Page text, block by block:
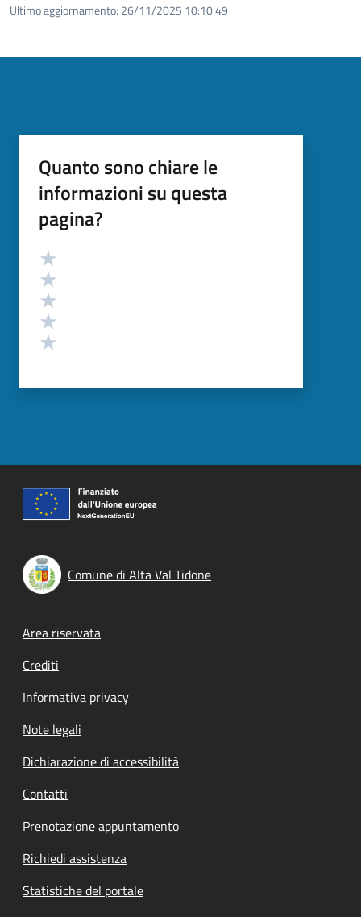
Ultimo aggiornamento: 26/11/2025 10:10.49
Quanto sono chiare le
informazioni su questa
pagina?
Valutazione
Comune di Alta Val Tidone
Footer menu
Area riservata
Crediti
Informativa privacy
Note legali
Dichiarazione di accessibilità
Contatti
Prenotazione appuntamento
Richiedi assistenza
Statistiche del portale